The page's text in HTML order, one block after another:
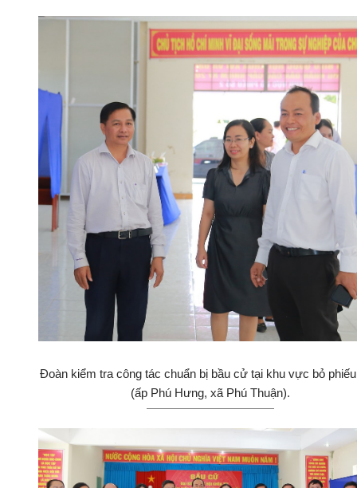
Đoàn kiểm tra công tác chuẩn bị bầu cử tại khu vực bỏ
(ấp Phú Hưng, xã Phú Thuận).